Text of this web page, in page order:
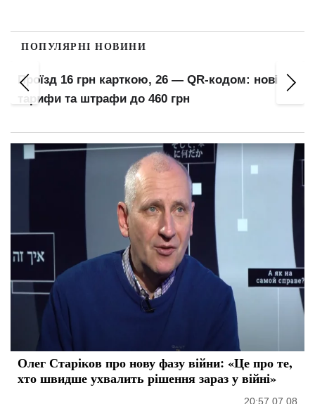
ПОПУЛЯРНІ НОВИНИ
Проїзд 16 грн карткою, 26 — QR-кодом: нові
тарифи та штрафи до 460 грн
Олег Старіков про нову фазу війни: «Це про те,
хто швидше ухвалить рішення зараз у війні»
20:57 07.08